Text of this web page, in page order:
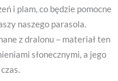
i plam, co będzie pomocne
naszego parasola.
z dralonu – materiał ten
słonecznymi, a jego